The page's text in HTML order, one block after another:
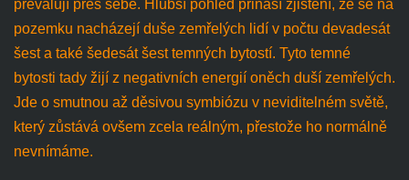
převalují přes sebe. Hlubší pohled přináší zjištění, že se na
pozemku nacházejí duše zemřelých lidí v počtu devadesát
šest a také šedesát šest temných bytostí. Tyto temné
bytosti tady žijí z negativních energií oněch duší zemřelých.
Jde o smutnou až děsivou symbiózu v neviditelném světě,
který zůstává ovšem zcela reálným, přestože ho normálně
nevnímáme.